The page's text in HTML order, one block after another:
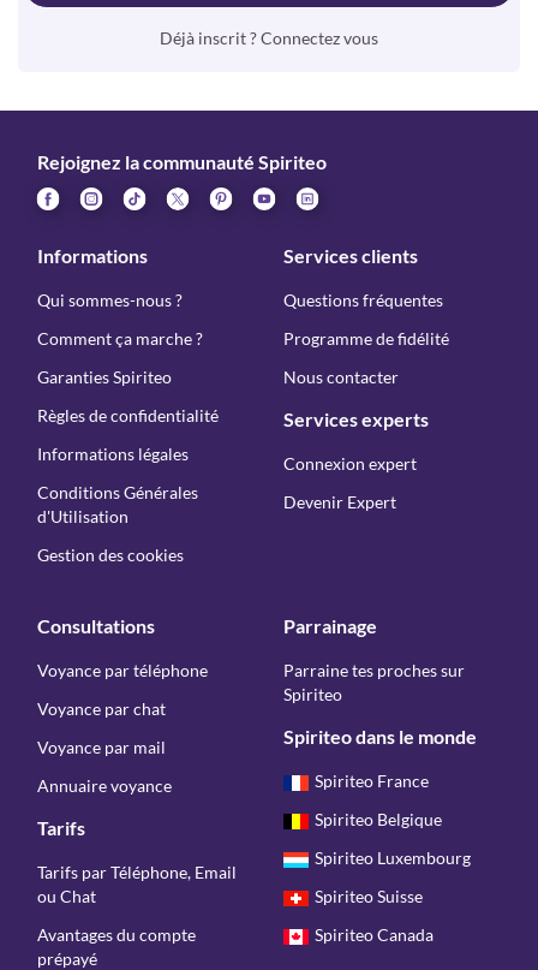
Déjà inscrit ? Connectez vous
Rejoignez la communauté Spiriteo
Informations
Qui sommes-nous ?
Comment ça marche ?
Garanties Spiriteo
Règles de confidentialité
Informations légales
Conditions Générales
d'Utilisation
Gestion des cookies
Services clients
Questions fréquentes
Programme de fidélité
Nous contacter
Services experts
Connexion expert
Devenir Expert
Consultations
Voyance par téléphone
Voyance par chat
Voyance par mail
Annuaire voyance
Tarifs
Tarifs par Téléphone, Email
ou Chat
Avantages du compte
prépayé
Parrainage
Parraine tes proches sur
Spiriteo
Spiriteo dans le monde
Spiriteo France
Spiriteo Belgique
Spiriteo Luxembourg
Spiriteo Suisse
Spiriteo Canada